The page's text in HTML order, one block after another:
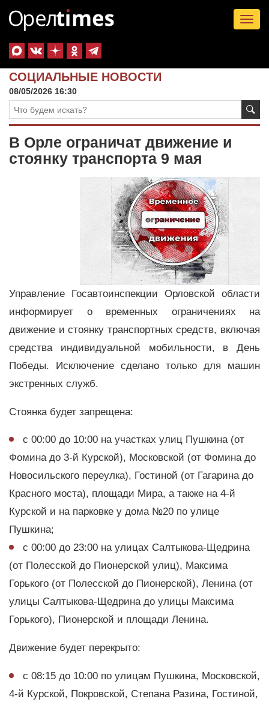
СОЦИАЛЬНЫЕ НОВОСТИ
08/05/2026 16:30
В Орле ограничат движение и
стоянку транспорта 9 мая
Управление Госавтоинспекции Орловской области
информирует о временных ограничениях на
движение и стоянку транспортных средств, включая
средства индивидуальной мобильности, в День
Победы. Исключение сделано только для машин
экстренных служб.
Стоянка будет запрещена:
с 00:00 до 10:00 на участках улиц Пушкина (от
Фомина до 3-й Курской), Московской (от Фомина до
Новосильского переулка), Гостиной (от Гагарина до
Красного моста), площади Мира, а также на 4-й
Курской и на парковке у дома №20 по улице
Пушкина;
с 00:00 до 23:00 на улицах Салтыкова-Щедрина
(от Полесской до Пионерской улиц), Максима
Горького (от Полесской до Пионерской), Ленина (от
улицы Салтыкова-Щедрина до улицы Максима
Горького), Пионерской и площади Ленина.
Движение будет перекрыто:
с 08:15 до 10:00 по улицам Пушкина, Московской,
4-й Курской, Покровской, Степана Разина, Гостиной,